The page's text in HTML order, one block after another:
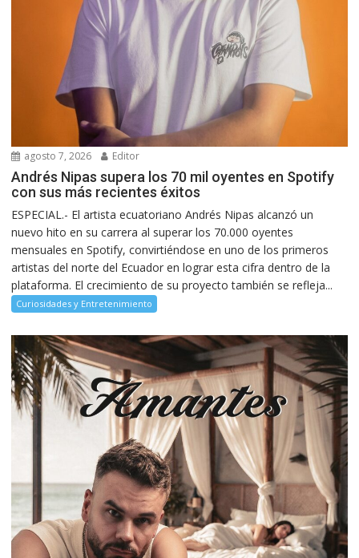
agosto 7, 2026 Editor
Andrés Nipas supera los 70 mil oyentes en Spotify
con sus más recientes éxitos
ESPECIAL.- El artista ecuatoriano Andrés Nipas alcanzó un
nuevo hito en su carrera al superar los 70.000 oyentes
mensuales en Spotify, convirtiéndose en uno de los primeros
artistas del norte del Ecuador en lograr esta cifra dentro de la
plataforma. El crecimiento de su proyecto también se refleja...
Curiosidades y Entretenimiento